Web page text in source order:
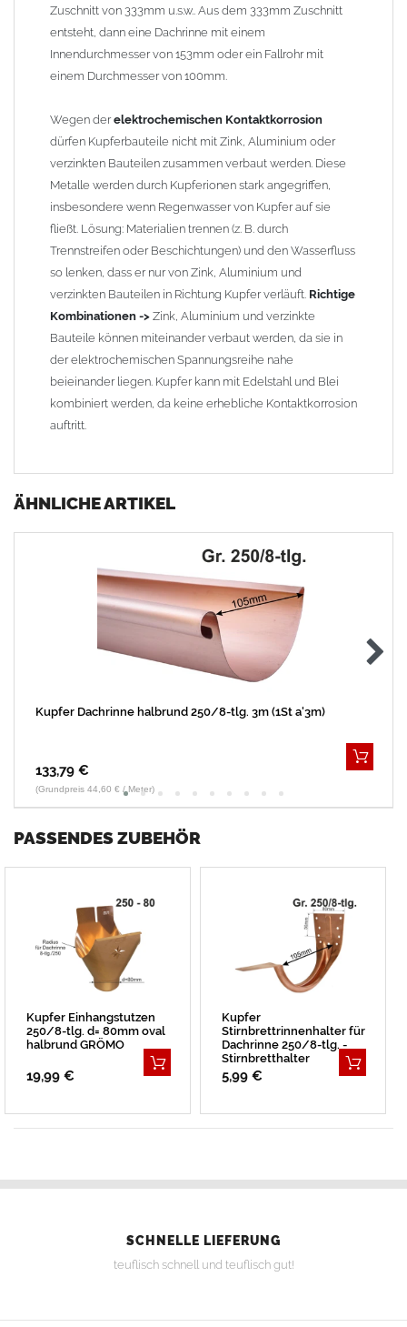
Zuschnitt von 333mm u.s.w.. Aus dem 333mm Zuschnitt
entsteht, dann eine Dachrinne mit einem
Innendurchmesser von 153mm oder ein Fallrohr mit
einem Durchmesser von 100mm.
Wegen derelektrochemischen Kontaktkorrosion
dürfen Kupferbauteile nicht mit Zink, Aluminium oder
verzinkten Bauteilen zusammen verbaut werden. Diese
Metalle werden durch Kupferionen stark angegriffen,
insbesondere wenn Regenwasser von Kupfer auf sie
fließt. Lösung: Materialien trennen (z. B. durch
Trennstreifen oder Beschichtungen) und den Wasserfluss
so lenken, dass er nur von Zink, Aluminium und
verzinkten Bauteilen in Richtung Kupfer verläuft. Richtige
Kombinationen -> Zink, Aluminium und verzinkte
Bauteile können miteinander verbaut werden, da sie in
der elektrochemischen Spannungsreihe nahe
beieinander liegen. Kupfer kann mit Edelstahl und Blei
kombiniert werden, da keine erhebliche Kontaktkorrosion
auftritt.
ÄHNLICHE ARTIKEL
Kupfer Dachrinne halbrund 250/8-tlg. 3m (1St a'3m)
133,79 €
(Grundpreis 44,60 € / Meter)
PASSENDES ZUBEHÖR
Kupfer Einhangstutzen
250/8-tlg. d= 80mm oval
halbrund GRÖMO
19,99 €
Kupfer
Stirnbrettrinnenhalter für
Dachrinne 250/8-tlg. -
Stirnbretthalter
5,99 €
SCHNELLE LIEFERUNG
teuflisch schnell und teuflisch gut!